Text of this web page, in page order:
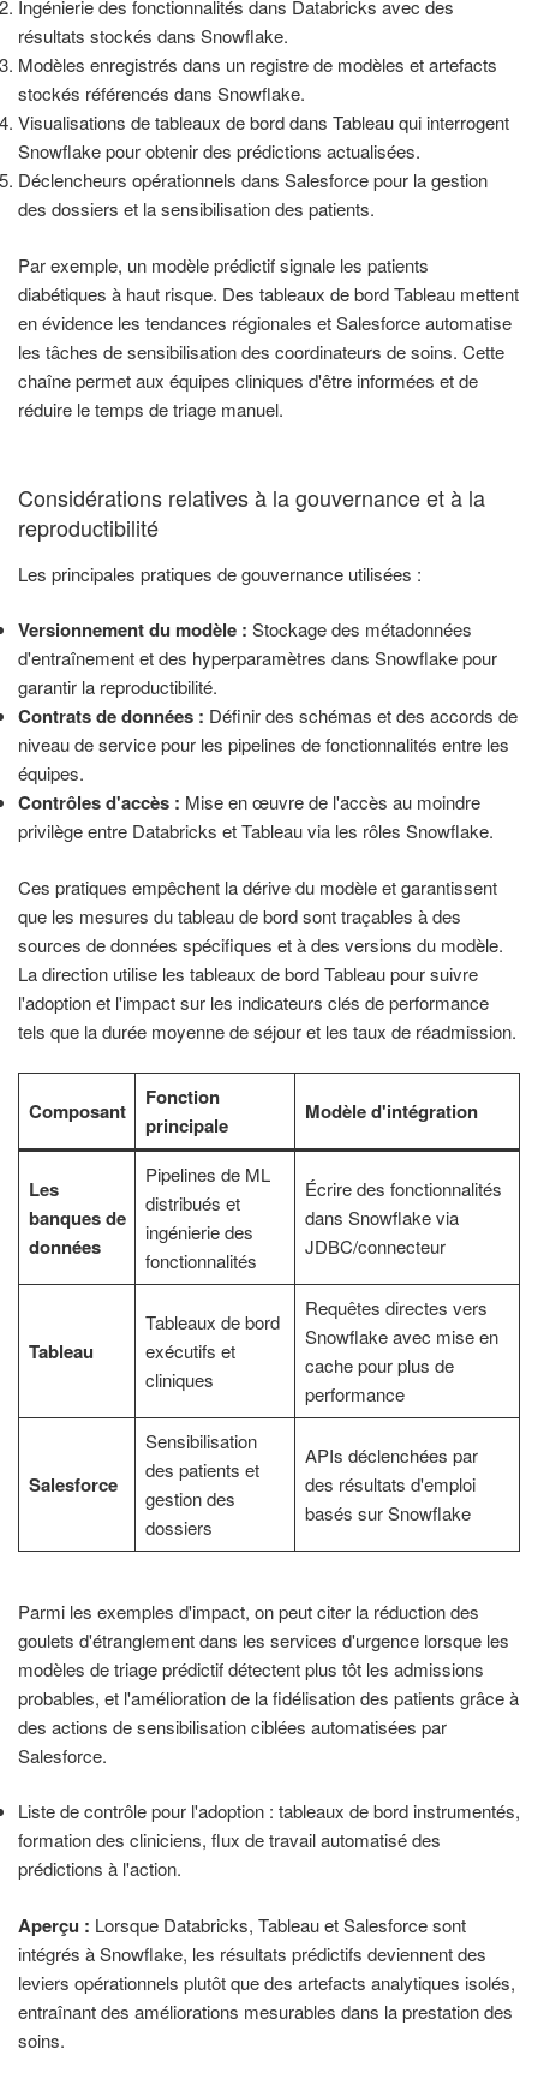
Ingénierie des fonctionnalités dans Databricks avec des
résultats stockés dans Snowflake.
Modèles enregistrés dans un registre de modèles et artefacts
stockés référencés dans Snowflake.
Visualisations de tableaux de bord dans Tableau qui interrogent
Snowflake pour obtenir des prédictions actualisées.
Déclencheurs opérationnels dans Salesforce pour la gestion
des dossiers et la sensibilisation des patients.
Par exemple, un modèle prédictif signale les patients
diabétiques à haut risque. Des tableaux de bord Tableau mettent
en évidence les tendances régionales et Salesforce automatise
les tâches de sensibilisation des coordinateurs de soins. Cette
chaîne permet aux équipes cliniques d'être informées et de
réduire le temps de triage manuel.
Considérations relatives à la gouvernance et à la
reproductibilité
Les principales pratiques de gouvernance utilisées :
Versionnement du modèle : Stockage des métadonnées
d'entraînement et des hyperparamètres dans Snowflake pour
garantir la reproductibilité.
Contrats de données : Définir des schémas et des accords de
niveau de service pour les pipelines de fonctionnalités entre les
équipes.
Contrôles d'accès : Mise en œuvre de l'accès au moindre
privilège entre Databricks et Tableau via les rôles Snowflake.
Ces pratiques empêchent la dérive du modèle et garantissent
que les mesures du tableau de bord sont traçables à des
sources de données spécifiques et à des versions du modèle.
La direction utilise les tableaux de bord Tableau pour suivre
l'adoption et l'impact sur les indicateurs clés de performance
tels que la durée moyenne de séjour et les taux de réadmission.
Composant
Fonction
principale
Modèle d'intégration
Les
banques de
données
Pipelines de ML
distribués et
ingénierie des
fonctionnalités
Écrire des fonctionnalités
dans Snowflake via
JDBC/connecteur
Tableau
Tableaux de bord
exécutifs et
cliniques
Requêtes directes vers
Snowflake avec mise en
cache pour plus de
performance
Salesforce
Sensibilisation
des patients et
gestion des
dossiers
APIs déclenchées par
des résultats d'emploi
basés sur Snowflake
Parmi les exemples d'impact, on peut citer la réduction des
goulets d'étranglement dans les services d'urgence lorsque les
modèles de triage prédictif détectent plus tôt les admissions
probables, et l'amélioration de la fidélisation des patients grâce à
des actions de sensibilisation ciblées automatisées par
Salesforce.
Liste de contrôle pour l'adoption : tableaux de bord instrumentés,
formation des cliniciens, flux de travail automatisé des
prédictions à l'action.
Aperçu : Lorsque Databricks, Tableau et Salesforce sont
intégrés à Snowflake, les résultats prédictifs deviennent des
leviers opérationnels plutôt que des artefacts analytiques isolés,
entraînant des améliorations mesurables dans la prestation des
soins.